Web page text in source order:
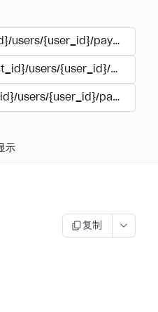
users/{user_id}/
users/{user_id}/
users/{user_id}/
示
复制